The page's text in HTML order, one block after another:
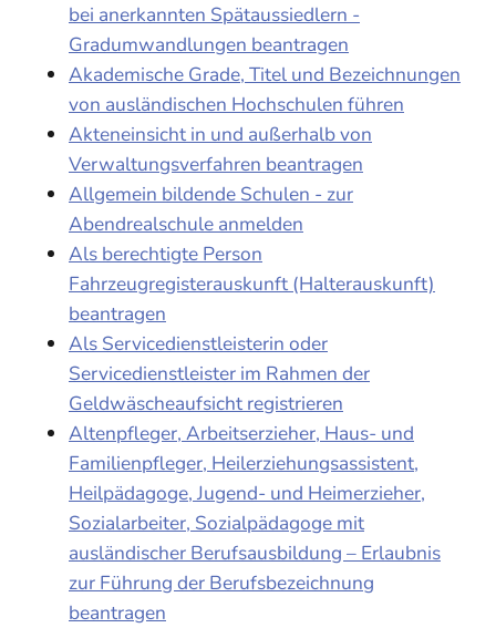
bei anerkannten Spätaussiedlern -
Gradumwandlungen beantragen
Akademische Grade, Titel und Bezeichnungen
von ausländischen Hochschulen führen
Akteneinsicht in und außerhalb von
Verwaltungsverfahren beantragen
Allgemein bildende Schulen - zur
Abendrealschule anmelden
Als berechtigte Person
Fahrzeugregisterauskunft (Halterauskunft)
beantragen
Als Servicedienstleisterin oder
Servicedienstleister im Rahmen der
Geldwäscheaufsicht registrieren
Altenpfleger, Arbeitserzieher, Haus- und
Familienpfleger, Heilerziehungsassistent,
Heilpädagoge, Jugend- und Heimerzieher,
Sozialarbeiter, Sozialpädagoge mit
ausländischer Berufsausbildung – Erlaubnis
zur Führung der Berufsbezeichnung
beantragen